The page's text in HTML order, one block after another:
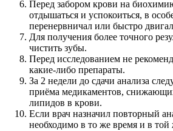
Перед забором крови на
отдышаться и успокоиться, в
перенервничал или быстро
Для получения более точного
чистить зубы.
Перед исследованием не
какие-либо препараты.
За 2 недели до сдачи анализа
приёма медикаментов,
липидов в крови.
Если врач назначил повторный
необходимо в то же время и в той